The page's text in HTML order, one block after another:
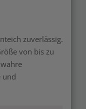
zuverlässig.
von bis zu
und